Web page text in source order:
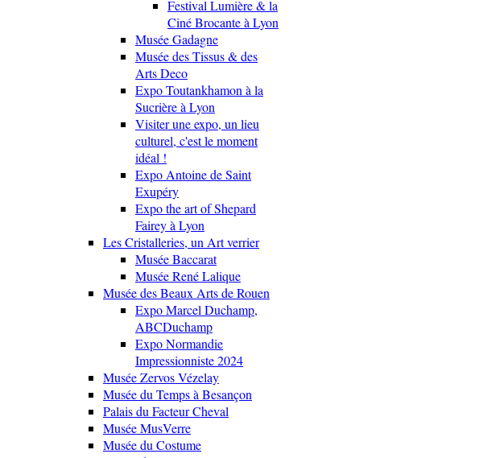
Festival Lumière & la
Ciné Brocante à Lyon
Musée Gadagne
Musée des Tissus & des
Arts Deco
Expo Toutankhamon à la
Sucrière à Lyon
Visiter une expo, un lieu
culturel, c'est le moment
idéal !
Expo Antoine de Saint
Exupéry
Expo the art of Shepard
Fairey à Lyon
Les Cristalleries, un Art verrier
Musée Baccarat
Musée René Lalique
Musée des Beaux Arts de Rouen
Expo Marcel Duchamp,
ABCDuchamp
Expo Normandie
Impressionniste 2024
Musée Zervos Vézelay
Musée du Temps à Besançon
Palais du Facteur Cheval
Musée MusVerre
Musée du Costume